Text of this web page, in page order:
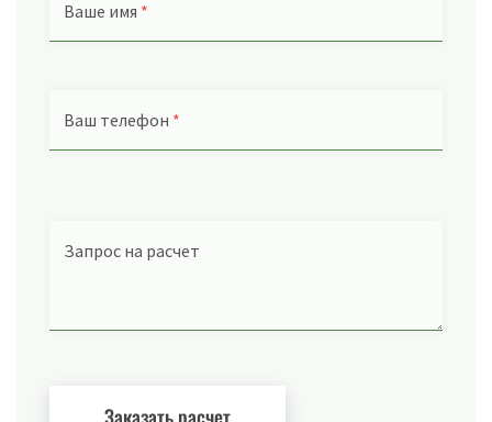
Ваше имя *
Ваш телефон *
Запрос на расчет